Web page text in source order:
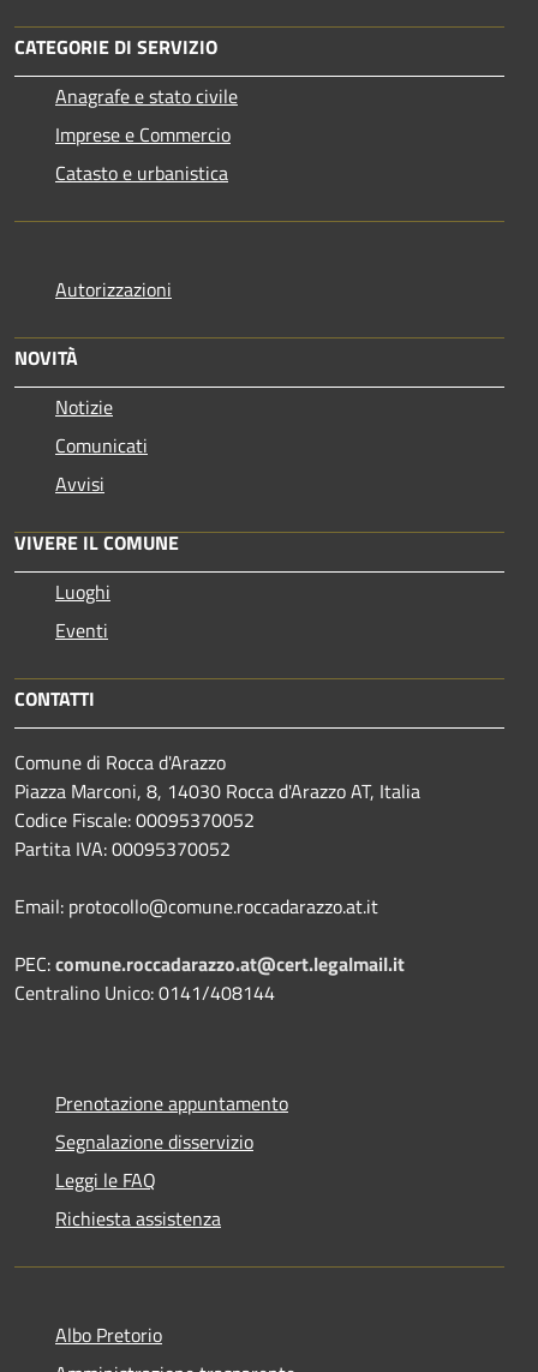
CATEGORIE DI SERVIZIO
Anagrafe e stato civile
Imprese e Commercio
Catasto e urbanistica
Autorizzazioni
NOVITÀ
Notizie
Comunicati
Avvisi
VIVERE IL COMUNE
Luoghi
Eventi
CONTATTI
Comune di Rocca d'Arazzo
Piazza Marconi, 8, 14030 Rocca d'Arazzo AT, Italia
Codice Fiscale: 00095370052
Partita IVA: 00095370052
Email: protocollo@comune.roccadarazzo.at.it
PEC:comune.roccadarazzo.at@cert.legalmail.it
Centralino Unico: 0141/408144
Prenotazione appuntamento
Segnalazione disservizio
Leggi le FAQ
Richiesta assistenza
Albo Pretorio